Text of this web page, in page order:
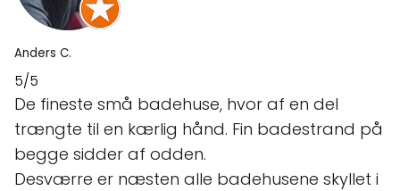
Anders C.
5/5
De fineste små badehuse, hvor af en del
trængte til en kærlig hånd. Fin badestrand på
begge sidder af odden.
Desværre er næsten alle badehusene skyllet i